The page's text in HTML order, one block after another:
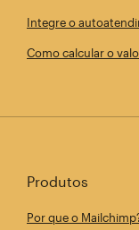
Integre o
Como calcular o
Produtos
Por que o